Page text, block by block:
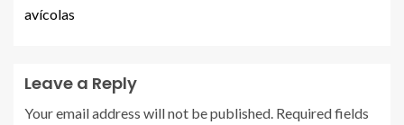
avícolas
Leave a Reply
Your email address will not be published. Required fields